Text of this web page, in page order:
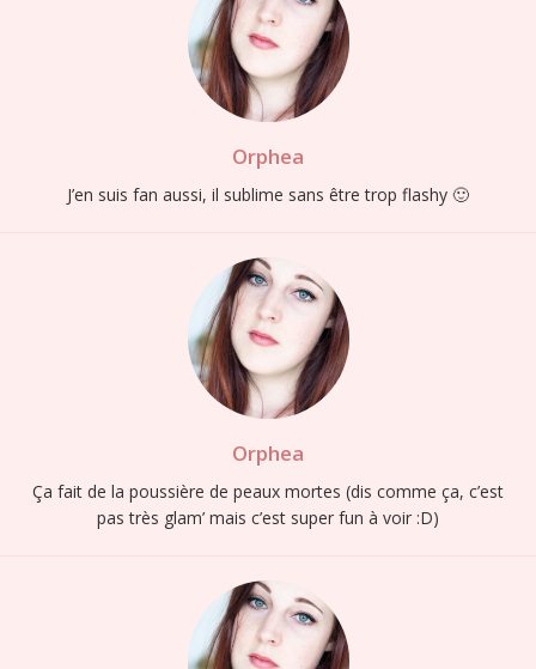
Orphea
J’en suis fan aussi, il sublime sans être trop flashy 🙂
Orphea
Ça fait de la poussière de peaux mortes (dis comme ça, c’est
pas très glam’ mais c’est super fun à voir :D)